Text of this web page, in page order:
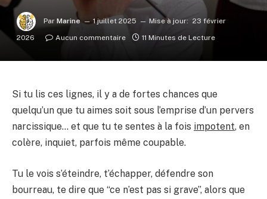
Par Marine 1 juillet 2025 Mise à jour: 23 février
2026
Aucun commentaire 11 Minutes de Lecture
Si tu lis ces lignes, il y a de fortes chances que
quelqu’un que tu aimes soit sous l’emprise d’un pervers
narcissique… et que tu te sentes à la fois impotent, en
colère, inquiet, parfois même coupable.
Tu le vois s’éteindre, t’échapper, défendre son
bourreau, te dire que “ce n’est pas si grave”, alors que